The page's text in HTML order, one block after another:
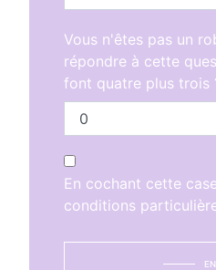
Vous n'êtes pas un
répondre à cette
font quatre plus trois
En cochant cette
conditions